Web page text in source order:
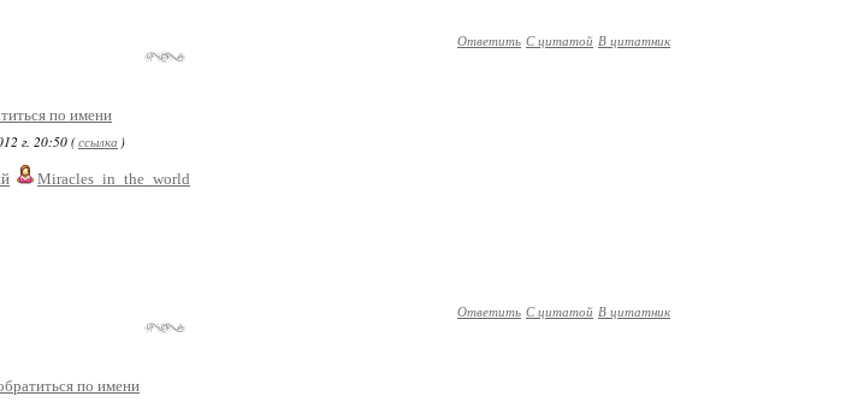
Ответить С цитатой В цитатник
по имени
г. 20:50 (ссылка )
Miracles_in_the_world
Ответить С цитатой В цитатник
по имени